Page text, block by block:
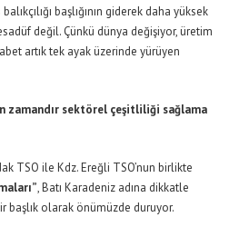
başlığının giderek daha yüksek
değil. Çünkü dünya değişiyor, üretim
artık tek ayak üzerinde yürüyen
zamandır sektörel çeşitliliği sağlama
TSO ile Kdz. Ereğli TSO’nun birlikte
, Batı Karadeniz adına dikkatle
başlık olarak önümüzde duruyor.